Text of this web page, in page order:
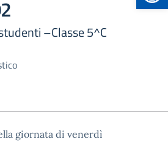
–Classe 5^C
giornata di venerdì